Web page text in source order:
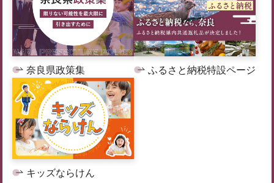
奈良県政策集 ふるさと納税特設ページ
キッズならけん